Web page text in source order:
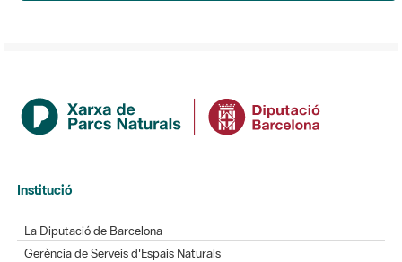
Institució
La Diputació de Barcelona
Gerència de Serveis d'Espais Naturals